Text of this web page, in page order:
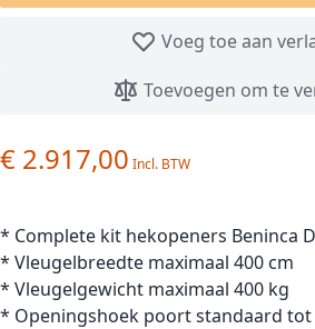
Voeg toe aan
Toevoegen om te
€ 2.917,00
* Complete kit hekopeners Beninca
* Vleugelbreedte maximaal 400 cm
* Vleugelgewicht maximaal 400 kg
* Openingshoek poort standaard tot